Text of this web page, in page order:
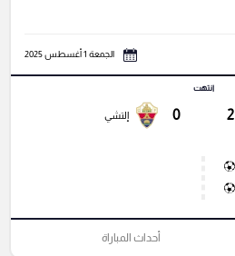
الجمعة 1 أغسطس 2025
2
انتهت
0 إلتشي
أحداث المباراة